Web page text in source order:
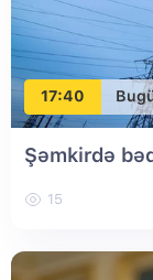
17:40
Şəmkirdə
15